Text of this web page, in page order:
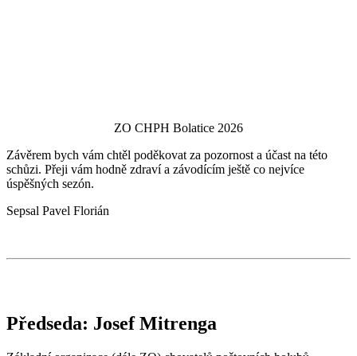
ZO CHPH Bolatice 2026
Závěrem bych vám chtěl poděkovat za pozornost a účast na této
schůzi. Přeji vám hodně zdraví a závodícím ještě co nejvíce
úspěšných sezón.
Sepsal Pavel Florián
Předseda: Josef Mitrenga